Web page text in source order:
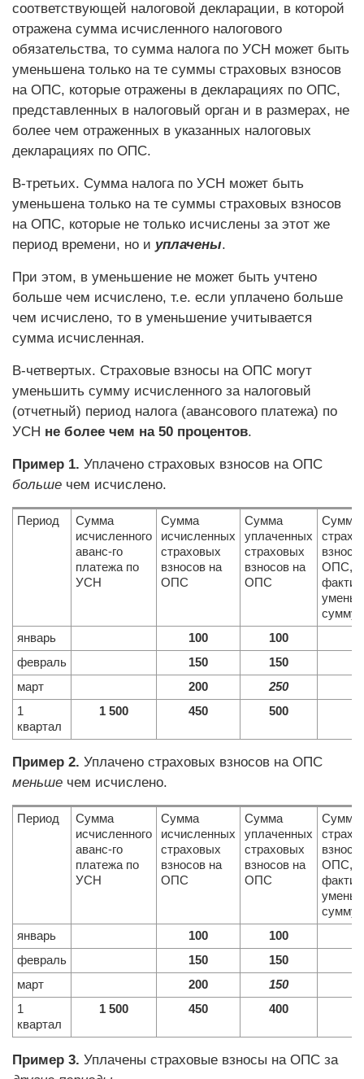
соответствующей налоговой декларации, в которой
отражена сумма исчисленного налогового
обязательства, то сумма налога по УСН может быть
уменьшена только на те суммы страховых взносов
на ОПС, которые отражены в декларациях по ОПС,
представленных в налоговый орган и в размерах, не
более чем отраженных в указанных налоговых
декларациях по ОПС.
В-третьих. Сумма налога по УСН может быть
уменьшена только на те суммы страховых взносов
на ОПС, которые не только исчислены за этот же
период времени, но и уплачены.
При этом, в уменьшение не может быть учтено
больше чем исчислено, т.е. если уплачено больше
чем исчислено, то в уменьшение учитывается
сумма исчисленная.
В-четвертых. Страховые взносы на ОПС могут
уменьшить сумму исчисленного за налоговый
(отчетный) период налога (авансового платежа) по
УСН не более чем на 50 процентов.
Пример 1. Уплачено страховых взносов на ОПС
больше чем исчислено.
Период
Сумма
исчисленного
аванс-го
платежа по
УСН
Сумма
исчисленных
страховых
взносов на
ОПС
Сумма
уплаченных
страховых
взносов на
ОПС
Сумма
ОПС,
сумму
январь
100
100
февраль
150
150
март
200
250
1
квартал
1 500 450 500
Пример 2. Уплачено страховых взносов на ОПС
меньше чем исчислено.
Период
Сумма
исчисленного
аванс-го
платежа по
УСН
Сумма
исчисленных
страховых
взносов на
ОПС
Сумма
уплаченных
страховых
взносов на
ОПС
Сумма
ОПС,
сумму
январь
100
100
февраль
150
150
март
200
150
1
квартал
1 500 450 400
Пример 3. Уплачены страховые взносы на ОПС за